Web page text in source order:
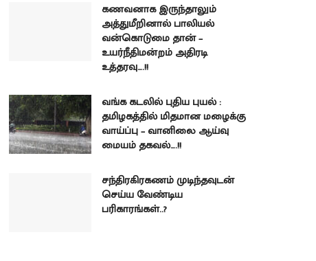
கணவனாக இருந்தாலும்
அத்துமீறினால் பாலியல்
வன்கொடுமை தான் –
உயர்நீதிமன்றம் அதிரடி
உத்தரவு….!!
வங்க கடலில் புதிய புயல் :
தமிழகத்தில் மிதமான மழைக்கு
வாய்ப்பு – வானிலை ஆய்வு
மையம் தகவல்….!!
சந்திரகிரகணம் முடிந்தவுடன்
செய்ய வேண்டிய
பரிகாரங்கள்..?